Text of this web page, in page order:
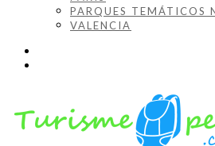
PARQUES TEMÁTICOS
VALENCIA